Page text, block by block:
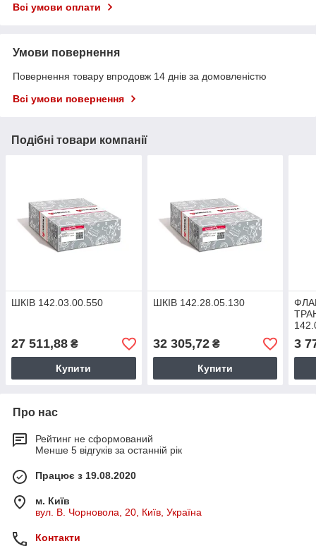
Всі умови оплати
Умови повернення
Повернення товару впродовж 14 днів за домовленістю
Всі умови повернення
Подібні товари компанії
ШКІВ 142.03.00.550
27 511,88 ₴
Купити
ШКІВ 142.28.05.130
32 305,72₴
Купити
3
Про нас
Рейтинг не сформований
Менше 5 відгуків за останній рік
Працює з 19.08.2020
м. Київ
вул. В. Чорновола, 20, Київ, Україна
Контакти